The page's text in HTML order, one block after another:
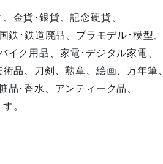
金貨･銀貨、記念硬貨、
･鉄道廃品、プラモデル･模型、
ク用品、家電･デジタル家電、
品、刀剣、勲章、絵画、万年筆、
･香水、アンティーク品、
。